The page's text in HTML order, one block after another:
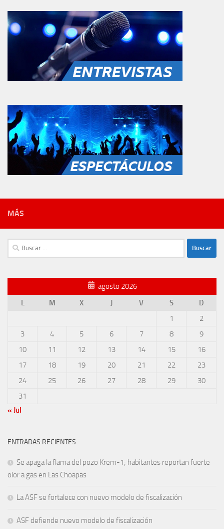
MÁS
Buscar:
agosto 2026
L
M X J V S
D
1
2
3
4 5 6 7 8
9
10
11 12 13 14 15
16
17
18 19 20 21 22
23
24
25 26 27 28 29
30
31
« Jul
ENTRADAS RECIENTES
Se apaga la flama del pozo Krem-1; habitantes reportan fuerte
olor a gas en Las Choapas
La ASF se fortalece con nuevo modelo de fiscalización
ASF defiende nuevo modelo de fiscalización